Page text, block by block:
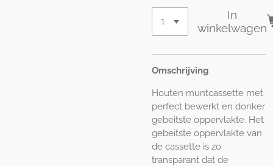
In
winkelwagen
Omschrijving
Houten muntcassette met
perfect bewerkt en donker
gebeitste oppervlakte. Het
gebeitste oppervlakte van
de cassette is zo
transparant dat de